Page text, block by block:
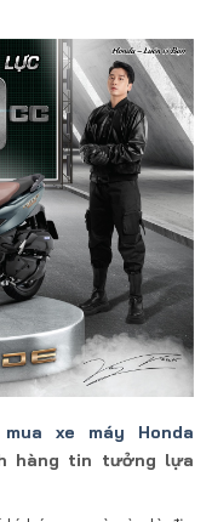
mua xe máy Honda
hàng tin tưởng lựa